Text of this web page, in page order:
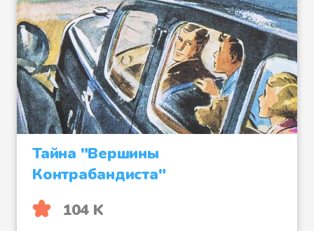
Тайна "Вершины
Контрабандиста"
104 K